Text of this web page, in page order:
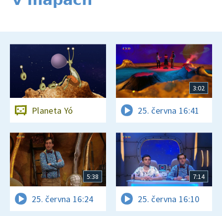
Planeta Yó
3:02
25. června 16:41
5:38
25. června 16:24
7:14
25. června 16:10